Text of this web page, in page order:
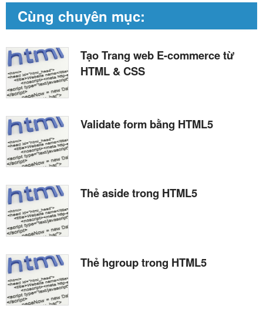
Cùng chuyên mục:
Tạo Trang web E-commerce từ
HTML & CSS
Validate form bằng HTML5
Thẻ aside trong HTML5
Thẻ hgroup trong HTML5